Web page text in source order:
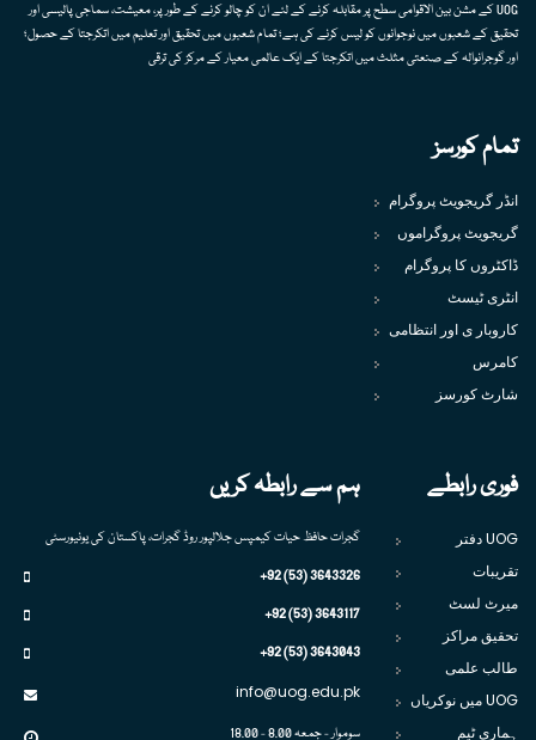
UOG کے مشن بین الاقوامی سطح پر مقابلہ کرنے کے لئے ان کو چالو کرنے کے طور پر، معیشت، سماجی پالیسی اور
تحقیق کے شعبوں میں نوجوانوں کو لیس کرنے کی ہے؛ تمام شعبوں میں تحقیق اور تعلیم میں اتکرجتا کے حصول؛
اور گوجرانوالہ کے صنعتی مثلث میں اتکرجتا کے ایک عالمی معیار کے مرکز کی ترقی
تمام کورسز
انڈر گریجویٹ پروگرام
گریجویٹ پروگراموں
ڈاکٹروں کا پروگرام
انٹری ٹیسٹ
کاروبار ی اور انتظامی
کامرس
شارٹ کورسز
فوری رابطے
UOG دفتر
تقریبات
میرٹ لسٹ
تحقیق مراکز
طالب علمی
UOG میں نوکریاں
ہماری ٹیم
ہم سے رابطہ کریں
گجرات حافظ حیات کیمپس جلالپور روڈ گجرات، پاکستان کی یونیورسٹی
+92 (53) 3643326
+92 (53) 3643117
+92 (53) 3643043
info@uog.edu.pk
سوموار - جمعہ 8.00 - 18.00